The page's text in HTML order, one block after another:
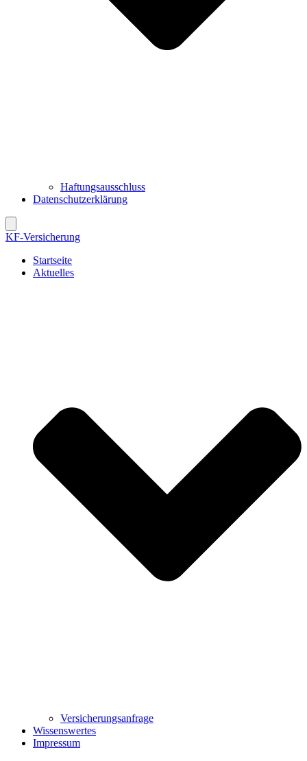
Haftungsausschluss
Datenschutzerklärung
KF-Versicherung
Startseite
Aktuelles
Versicherungsanfrage
Wissenswertes
Impressum